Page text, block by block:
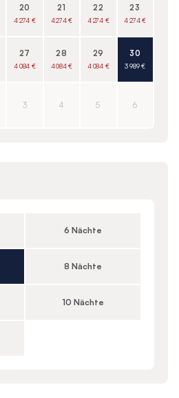
20
4 274 €
21
4 274 €
22
4 274 €
23
4 274 €
27
4 084 €
28
4 084 €
29
4 084 €
30
3 989 €
3 4 5 6
6 Nächte
8 Nächte
10 Nächte